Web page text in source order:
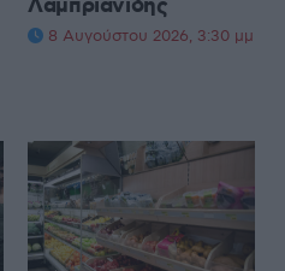
8 Αυγούστου 2026, 3:30 μμ